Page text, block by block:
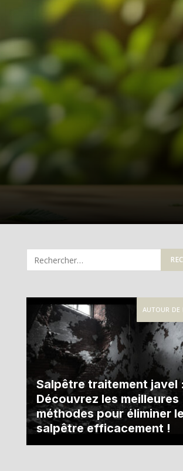
AUTOUR
Salpêtre traitement javel :
Découvrez les meilleures
méthodes pour éliminer le
salpêtre efficacement !